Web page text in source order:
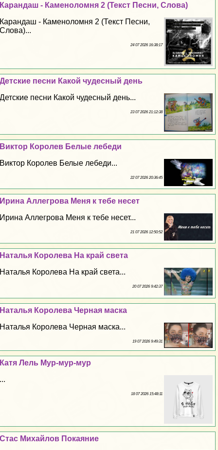
Карандаш - Каменоломня 2 (Текст Песни, Слова)
Карандаш - Каменоломня 2 (Текст Песни,
Слова)...
24 07 2026 16:38:17
Детские песни Какой чудесный день
Детские песни Какой чудесный день...
23 07 2026 21:12:38
Виктор Королев Белые лебеди
Виктор Королев Белые лебеди...
22 07 2026 20:36:45
Ирина Аллегрова Меня к тебе несет
Ирина Аллегрова Меня к тебе несет...
21 07 2026 12:50:52
Наталья Королева На край света
Наталья Королева На край света...
20 07 2026 9:42:37
Наталья Королева Черная маска
Наталья Королева Черная маска...
19 07 2026 9:49:31
Катя Лель Мур-мур-мур
...
18 07 2026 15:48:11
Стас Михайлов Покаяние